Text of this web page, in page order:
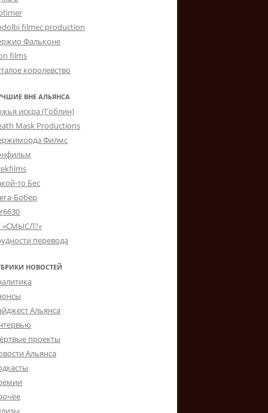
filmec production
Фальконе
films
королевство
ВНЕ АЛЬЯНСА
искра (Гоблин)
Mask Productions
Филмс
то Бес
Бобёр
«СМЫСЛ?»
перевода
НОВОСТЕЙ
Альянса
проекты
Альянса